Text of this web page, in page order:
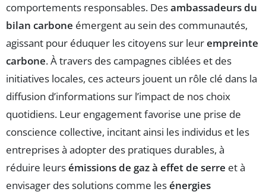
comportements responsables. Desambassadeurs du
bilan carbone émergent au sein des communautés,
agissant pour éduquer les citoyens sur leurempreinte
carbone. À travers des campagnes ciblées et des
initiatives locales, ces acteurs jouent un rôle clé dans la
diffusion d’informations sur l’impact de nos choix
quotidiens. Leur engagement favorise une prise de
conscience collective, incitant ainsi les individus et les
entreprises à adopter des pratiques durables, à
réduire leursémissions de gaz à effet de serre et à
envisager des solutions comme lesénergies